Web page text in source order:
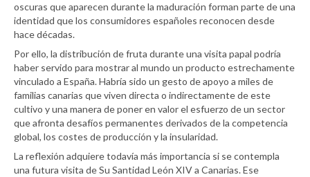
oscuras que aparecen durante la maduración forman parte de una
identidad que los consumidores españoles reconocen desde
hace décadas.
Por ello, la distribución de fruta durante una visita papal podría
haber servido para mostrar al mundo un producto estrechamente
vinculado a España. Habría sido un gesto de apoyo a miles de
familias canarias que viven directa o indirectamente de este
cultivo y una manera de poner en valor el esfuerzo de un sector
que afronta desafíos permanentes derivados de la competencia
global, los costes de producción y la insularidad.
La reflexión adquiere todavía más importancia si se contempla
una futura visita de Su Santidad León XIV a Canarias. Ese